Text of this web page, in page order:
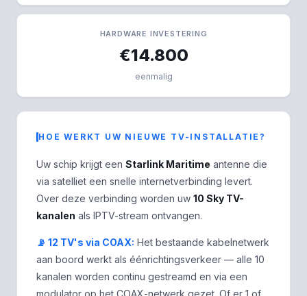
HARDWARE INVESTERING
€14.800
eenmalig
HOE WERKT UW NIEUWE TV-INSTALLATIE?
Uw schip krijgt een Starlink Maritime antenne die
via satelliet een snelle internetverbinding levert.
Over deze verbinding worden uw 10 Sky TV-
kanalen als IPTV-stream ontvangen.
📡 12 TV's via COAX: Het bestaande kabelnetwerk
aan boord werkt als éénrichtingsverkeer — alle 10
kanalen worden continu gestreamd en via een
modulator op het COAX-netwerk gezet. Of er 1 of